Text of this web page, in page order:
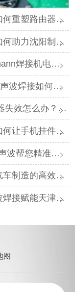
由器外壳制造？
阳制造转型？
电路板短路难题
墨头支架更可靠？
“四步维修法”精准破局
挂件更“抗造”？
您精准破局
的高效与美学
汽车与电子产业
图